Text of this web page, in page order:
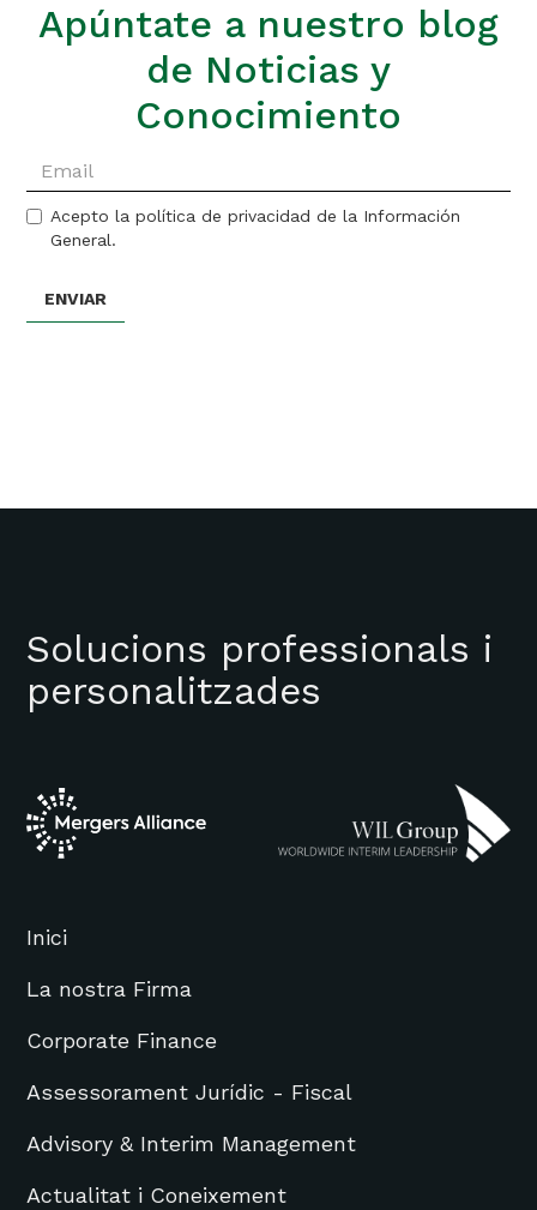
Apúntate a nuestro blog
de Noticias y
Conocimiento
Acepto la política de privacidad de la Información
General.
Solucions professionals i
personalitzades
Inici
La nostra Firma
Corporate Finance
Assessorament Jurídic - Fiscal
Advisory & Interim Management
Actualitat i Coneixement